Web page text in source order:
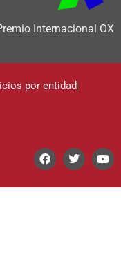
Internacional OX
por entidad